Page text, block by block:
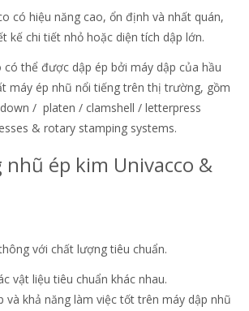
có hiệu năng cao, ổn định và nhất quán,
kế chi tiết nhỏ hoặc diện tích dập lớn.
có thể được dập ép bởi máy dập của hầu
máy ép nhũ nổi tiếng trên thị trường, gồm
/ platen / clamshell / letterpress
& rotary stamping systems.
nhũ ép kim Univacco &
với chất lượng tiêu chuẩn.
vật liệu tiêu chuẩn khác nhau.
và khả năng làm việc tốt trên máy dập nhũ